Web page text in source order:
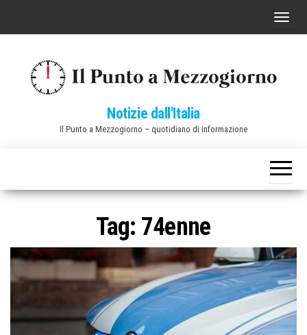
C
a
v
a
z
i
o
n
Notizie dall'Italia
Il Punto a Mezzogiorno – quotidiano di informazione
Tag: 74enne